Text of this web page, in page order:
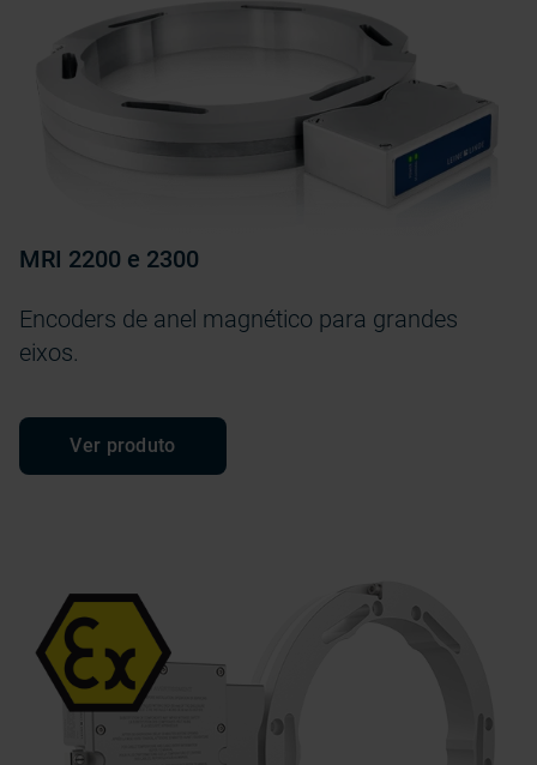
MRI 2200 e 2300
Encoders de anel magnético para grandes
eixos.
Ver produto